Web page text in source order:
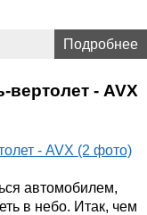
Подробнее
- AVX
автомобилем,
в небо. Итак, чем